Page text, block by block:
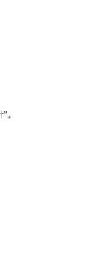
”。